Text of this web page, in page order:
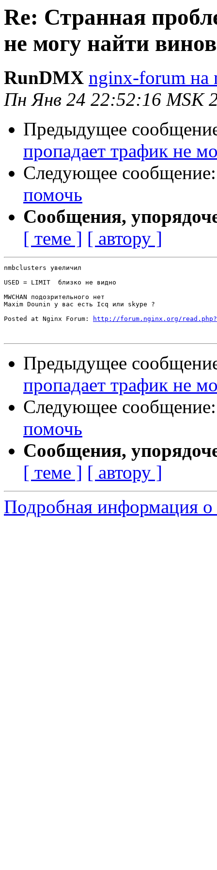
Re: Странная
не могу найти
RunDMX nginx-forum на
Пн Янв 24 22:52:16 MSK
Предыдущее
пропадает трафик не
Следующее
помочь
Сообщения,
[ теме ] [ автору ]
nmbclusters увеличил
USED = LIMIT  близко не видно
MWCHAN подозрительного нет
Maxim Dounin у вас есть Icq или skype ?
Posted at Nginx Forum:
http://forum.nginx.org/
Предыдущее
пропадает трафик не
Следующее
помочь
Сообщения,
[ теме ] [ автору ]
Подробная информация